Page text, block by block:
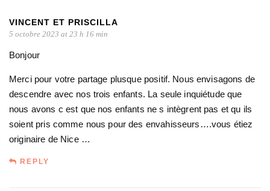
VINCENT ET PRISCILLA
5 octobre 2023 at 23 h 16 min
Bonjour
Merci pour votre partage plusque positif. Nous envisagons de
descendre avec nos trois enfants. La seule inquiétude que
nous avons c est que nos enfants ne s intègrent pas et qu ils
soient pris comme nous pour des envahisseurs….vous étiez
originaire de Nice …
REPLY